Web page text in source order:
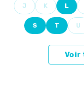
J K L
S T U
Voir